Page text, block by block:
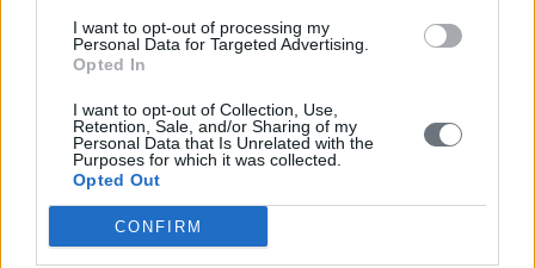
I want to opt-out of processing my
Personal Data for Targeted Advertising.
Opted In
I want to opt-out of Collection, Use,
Retention, Sale, and/or Sharing of my
Personal Data that Is Unrelated with the
Purposes for which it was collected.
Opted Out
CONFIRM